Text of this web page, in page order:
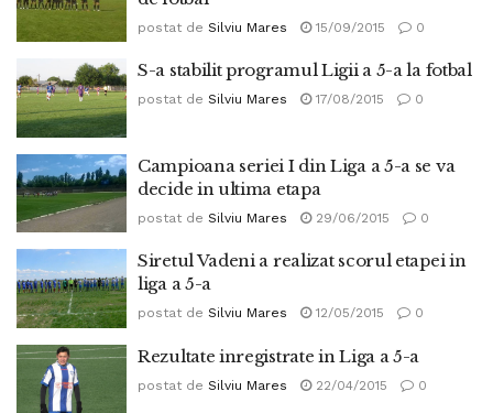
postat de Silviu Mares 15/09/2015 0
S-a stabilit programul Ligii a 5-a la fotbal
postat de Silviu Mares 17/08/2015 0
Campioana seriei I din Liga a 5-a se va
decide in ultima etapa
postat de Silviu Mares 29/06/2015 0
Siretul Vadeni a realizat scorul etapei in
liga a 5-a
postat de Silviu Mares 12/05/2015 0
Rezultate inregistrate in Liga a 5-a
postat de Silviu Mares 22/04/2015 0